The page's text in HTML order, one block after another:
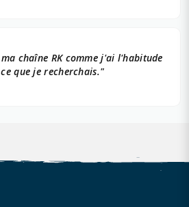
chaîne RK comme j'ai l'habitude
que je recherchais."